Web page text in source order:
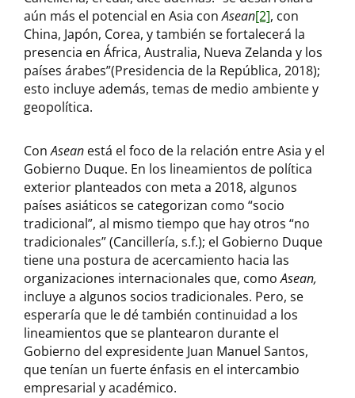
aún más el potencial en Asia conAsean[2], con
China, Japón, Corea, y también se fortalecerá la
presencia en África, Australia, Nueva Zelanda y los
países árabes”(Presidencia de la República, 2018);
esto incluye además, temas de medio ambiente y
geopolítica.
ConAsean está el foco de la relación entre Asia y el
Gobierno Duque. En los lineamientos de política
exterior planteados con meta a 2018, algunos
países asiáticos se categorizan como “socio
tradicional”, al mismo tiempo que hay otros “no
tradicionales” (Cancillería, s.f.); el Gobierno Duque
tiene una postura de acercamiento hacia las
organizaciones internacionales que, comoAsean,
incluye a algunos socios tradicionales. Pero, se
esperaría que le dé también continuidad a los
lineamientos que se plantearon durante el
Gobierno del expresidente Juan Manuel Santos,
que tenían un fuerte énfasis en el intercambio
empresarial y académico.